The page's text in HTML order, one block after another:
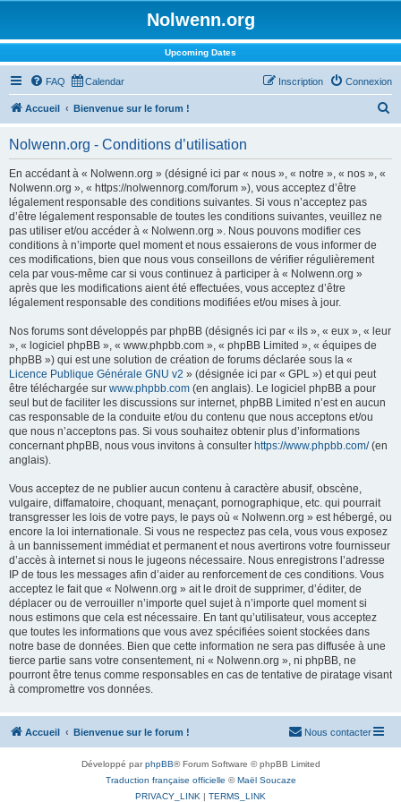
Nolwenn.org
Upcoming Dates
FAQ Calendar Connexion
Inscription
Accueil Bienvenue sur le forum !
Nolwenn.org - Conditions d’utilisation
En accédant à « Nolwenn.org » (désigné ici par « nous », « notre », « nos », «
Nolwenn.org », « https://nolwennorg.com/forum »), vous acceptez d’être
légalement responsable des conditions suivantes. Si vous n’acceptez pas
d’être légalement responsable de toutes les conditions suivantes, veuillez ne
pas utiliser et/ou accéder à « Nolwenn.org ». Nous pouvons modifier ces
conditions à n’importe quel moment et nous essaierons de vous informer de
ces modifications, bien que nous vous conseillons de vérifier régulièrement
cela par vous-même car si vous continuez à participer à « Nolwenn.org »
après que les modifications aient été effectuées, vous acceptez d’être
légalement responsable des conditions modifiées et/ou mises à jour.
Nos forums sont développés par phpBB (désignés ici par « ils », « eux », « leur
», « logiciel phpBB », « www.phpbb.com », « phpBB Limited », « équipes de
phpBB ») qui est une solution de création de forums déclarée sous la «
Licence Publique Générale GNU v2 » (désignée ici par « GPL ») et qui peut
être téléchargée sur www.phpbb.com (en anglais). Le logiciel phpBB a pour
seul but de faciliter les discussions sur internet, phpBB Limited n’est en aucun
cas responsable de la conduite et/ou du contenu que nous acceptons et/ou
que nous n’acceptons pas. Si vous souhaitez obtenir plus d’informations
concernant phpBB, nous vous invitons à consulter https://www.phpbb.com/(en
anglais).
Vous acceptez de ne publier aucun contenu à caractère abusif, obscène,
vulgaire, diffamatoire, choquant, menaçant, pornographique, etc. qui pourrait
transgresser les lois de votre pays, le pays où « Nolwenn.org » est hébergé, ou
encore la loi internationale. Si vous ne respectez pas cela, vous vous exposez
à un bannissement immédiat et permanent et nous avertirons votre fournisseur
d’accès à internet si nous le jugeons nécessaire. Nous enregistrons l’adresse
IP de tous les messages afin d’aider au renforcement de ces conditions. Vous
acceptez le fait que « Nolwenn.org » ait le droit de supprimer, d’éditer, de
déplacer ou de verrouiller n’importe quel sujet à n’importe quel moment si
nous estimons que cela est nécessaire. En tant qu’utilisateur, vous acceptez
que toutes les informations que vous avez spécifiées soient stockées dans
notre base de données. Bien que cette information ne sera pas diffusée à une
tierce partie sans votre consentement, ni « Nolwenn.org », ni phpBB, ne
pourront être tenus comme responsables en cas de tentative de piratage visant
à compromettre vos données.
Accueil Bienvenue sur le forum ! Nous contacter
Développé parphpBB® Forum Software © phpBB Limited
Traduction française officielle ©Maël Soucaze
PRIVACY_LINK | TERMS_LINK